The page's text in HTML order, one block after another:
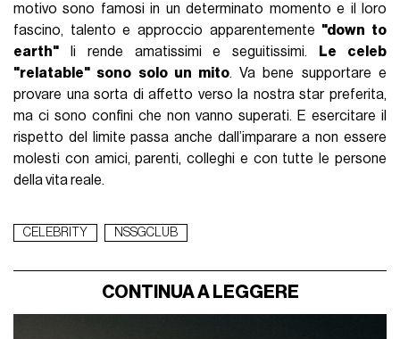
motivo sono famosi in un determinato momento e il loro
fascino, talento e approccio apparentemente "down to
earth" li rende amatissimi e seguitissimi.
Le celeb
"relatable" sono solo un mito. Va bene supportare e
provare una sorta di affetto verso la nostra star preferita,
ma ci sono confini che non vanno superati. E esercitare il
rispetto del limite passa anche dall’imparare a non essere
molesti con amici, parenti, colleghi e con tutte le persone
della vita reale.
CELEBRITY NSSGCLUB
CONTINUA A LEGGERE